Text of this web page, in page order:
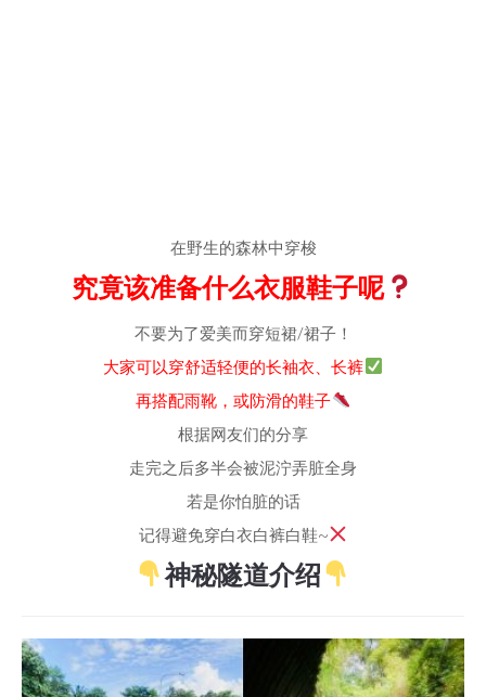
在野生的森林中穿梭
究竟该准备什么衣服鞋子呢
不要为了爱美而穿短裙/裙子！
大家可以穿舒适轻便的长袖衣、长裤
再搭配雨靴，或防滑的鞋子
根据网友们的分享
走完之后多半会被泥泞弄脏全身
若是你怕脏的话
记得避免穿白衣白裤白鞋~
神秘隧道介绍